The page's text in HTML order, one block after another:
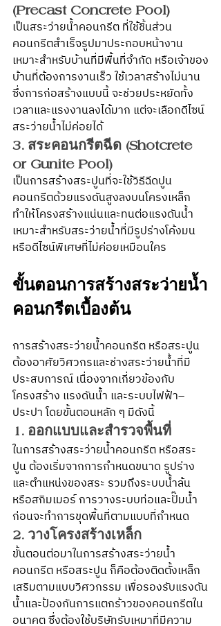
(Precast Concrete Pool)
เป็นสระว่ายน้ำคอนกรีต ที่ใช้ชิ้นส่วน
คอนกรีตสำเร็จรูปมาประกอบหน้างาน
เหมาะสำหรับบ้านที่มีพื้นที่จำกัด หรือเจ้าของ
บ้านที่ต้องการงานเร็ว ใช้เวลาสร้างไม่นาน
ซึ่งการก่อสร้างแบบนี้ จะช่วยประหยัดทั้ง
เวลาและแรงงานลงได้มาก แต่จะเลือกดีไซน์
สระว่ายน้ำไม่ค่อยได้
3. สระคอนกรีตฉีด (Shotcrete
or Gunite Pool)
เป็นการสร้างสระปูนที่จะใช้วิธีฉีดปูน
คอนกรีตด้วยแรงดันสูงลงบนโครงเหล็ก
ทำให้โครงสร้างแน่นและทนต่อแรงดันน้ำ
เหมาะสำหรับสระว่ายน้ำที่มีรูปร่างโค้งมน
หรือดีไซน์พิเศษที่ไม่ค่อยเหมือนใคร
ขั้นตอนการสร้างสระว่ายน้ำ
คอนกรีตเบื้องต้น
การสร้างสระว่ายน้ำคอนกรีต หรือสระปูน
ต้องอาศัยวิศวกรและช่างสระว่ายน้ำที่มี
ประสบการณ์ เนื่องจากเกี่ยวข้องกับ
โครงสร้าง แรงดันน้ำ และระบบไฟฟ้า–
ประปา โดยขั้นตอนหลัก ๆ มีดังนี้
1. ออกแบบและสำรวจพื้นที่
ในการสร้างสระว่ายน้ำคอนกรีต หรือสระ
ปูน ต้องเริ่มจากการกำหนดขนาด รูปร่าง
และตำแหน่งของสระ รวมถึงระบบน้ำล้น
หรือสกิมเมอร์ การวางระบบท่อและปั๊มน้ำ
ก่อนจะทำการขุดพื้นที่ตามแบบที่กำหนด
2. วางโครงสร้างเหล็ก
ขั้นตอนต่อมาในการสร้างสระว่ายน้ำ
คอนกรีต หรือสระปูน ก็คือต้องติดตั้งเหล็ก
เสริมตามแบบวิศวกรรม เพื่อรองรับแรงดัน
น้ำและป้องกันการแตกร้าวของคอนกรีตใน
อนาคต ซึ่งต้องใช้บริษัทรับเหมาที่มีความ